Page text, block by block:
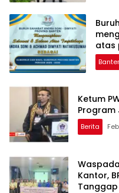
atas
Ketum
Program
Berita
Kantor,